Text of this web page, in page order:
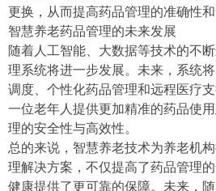
更换，从而提高药品管理的准确性和
智慧养老药品管理的未来发展
随着人工智能、大数据等技术的不
理系统将进一步发展。未来，系统
调度、个性化药品管理和远程医疗
一位老年人提供更加精准的药品使
理的安全性与高效性。
总的来说，智慧养老技术为养老机
理解决方案，不仅提高了药品管理
健康提供了更可靠的保障。未来，